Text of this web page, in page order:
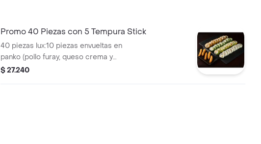
Promo 40 Piezas con 5 Tempura Stick
40 piezas lux:10 piezas envueltas en
panko (pollo furay, queso crema y
cebollín)./10 piezas envueltas en palta
$ 27.240